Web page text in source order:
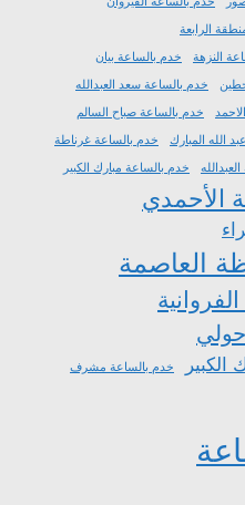
الرابعة
النزهة
خدم بالساعة بيان
خدم بالساعة سعد العبدالله
خدم بالساعة صباح السالم
الله المبارك
خدم بالساعة غرناطة
خدم بالساعة مبارك الكبير
الأحمدي
العاصمة
خدم بالساعة مشرف